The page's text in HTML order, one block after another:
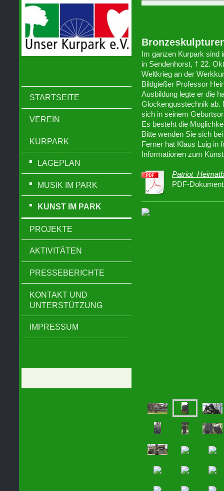
STARTSEITE
VEREIN
KURPARK
LAGEPLAN
MUSIK IM PARK
KUNST IM PARK
PROJEKTE
AKTIVITÄTEN
PRESSEBERICHTE
KONTAKT UND
UNTERSTÜTZUNG
IMPRESSUM
Im ganzen Kurpark sind
in Sendenhorst, † 22.
Weltkrieg an der
Bildgießer Professor
Ausbildung legte er die
Glockengusstechnik ab.
sich in seinem
Es besteht die
Bitte wenden Sie sich
Ferner hat Klaus Luig in
Informationen zum
PDF-